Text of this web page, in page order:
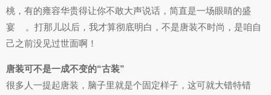
桃，有的雍容华贵得让你不敢大声说话，简直是一场眼睛的盛
宴
。打那儿以后，我才算彻底明白，不是唐装不时尚，是咱自
己之前没见过世面啊！
唐装可不是一成不变的“古装”
很多人一提起唐装，脑子里就是个固定样子，这可就大错特错